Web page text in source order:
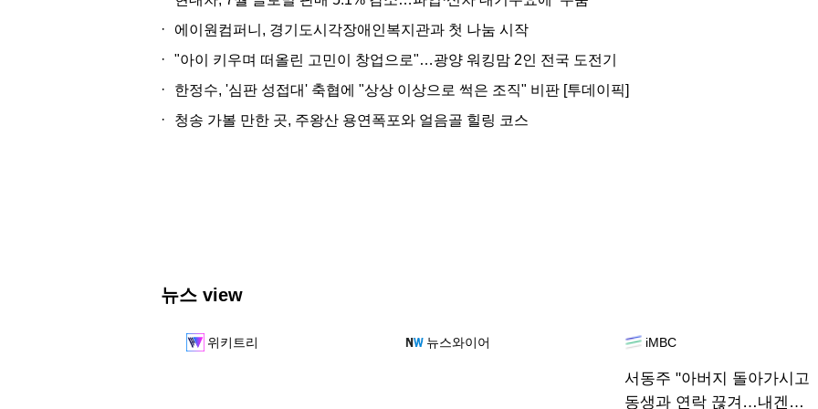
·
에이원컴퍼니, 경기도시각장애인복지관과 첫 나눔 시작
·
"아이 키우며 떠올린 고민이 창업으로"…광양 워킹맘 2인 전국 도전기
·
한정수, '심판 성접대' 축협에 "상상 이상으로 썩은 조직" 비판 [투데이픽]
·
청송 가볼 만한 곳, 주왕산 용연폭포와 얼음골 힐링 코스
뉴스 view
위키트리 뉴스와이어 iMBC
서동주 "아버지 돌아가시고
동생과 연락 끊겨…내겐